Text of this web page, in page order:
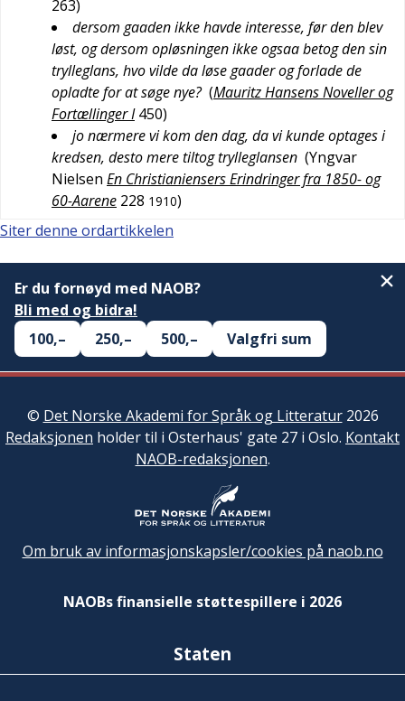
263)
dersom gaaden ikke havde interesse, før den blev
løst, og dersom opløsningen ikke ogsaa betog den sin
trylleglans, hvo vilde da løse gaader og forlade de
opladte for at søge nye? (Mauritz Hansens Noveller og
Fortællinger I 450)
jo nærmere vi kom den dag, da vi kunde optages i
kredsen, desto mere tiltog trylleglansen (Yngvar
Nielsen En Christianiensers Erindringer fra 1850- og
60-Aarene 228 1910)
Siter denne ordartikkelen
Er du fornøyd med NAOB?
Bli med og bidra!
100,–
250,– 500,– Valgfri sum
© Det Norske Akademi for Språk og Litteratur2026
Redaksjonen holder til i Osterhaus' gate 27 i Oslo. Kontakt
NAOB-redaksjonen.
Om bruk av informasjonskapsler/cookies på naob.no
NAOBs finansielle støttespillere i 2026
Staten